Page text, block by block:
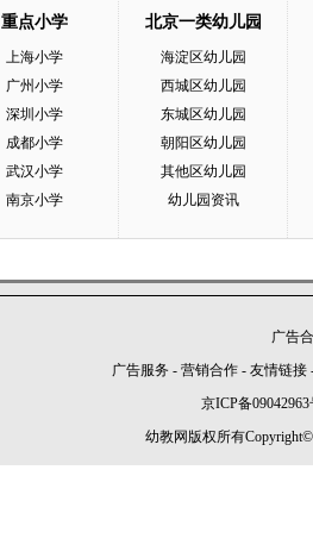
重点小学
上海小学
广州小学
深圳小学
成都小学
武汉小学
南京小学
北京一类幼儿园
海淀区幼儿园
西城区幼儿园
东城区幼儿园
朝阳区幼儿园
其他区幼儿园
幼儿园资讯
广告
广告服务 - 营销合作 - 友情链接
京ICP备09042963
幼教网版权所有